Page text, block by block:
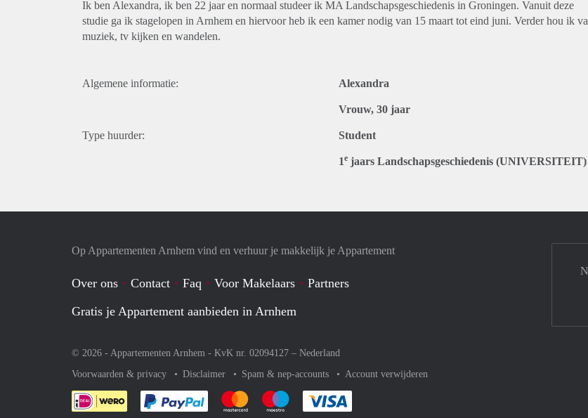
Ik ben Alexandra, ik ben 22 jaar en normaal studeer ik MA Landschapsgeschiedenis in Groningen. Vanuit deze
studie ga ik stagelopen in Arnhem en hiervoor heb ik een kamer nodig van 15 maart tot eind juni. Verder hou ik
muziek, tv kijken en wandelen.
Algemene informatie: Alexandra
Vrouw, 30 jaar
Type huurder: Student
1e jaars Landschapsgeschiedenis (UNIVERSITEIT)
Op Appartementen Arnhem vind en verhuur je makkelijk je Appartement
Over ons Contact Faq Voor Makelaars
Partners
Gratis je Appartement aanbieden in Arnhem
© 2026 - Appartementen Arnhem - KvK nr. 02094127 – Nederland
Voorwaarden & privacy
Disclaimer Spam & nep-accounts Account verwijderen
Je rekent gemakkelijk af met Paypal
Je rekent gemakkelijk af met Mastercard
Je rekent gemakkelijk af met Meastro